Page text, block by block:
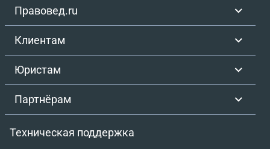
сво. Адвокат запрос не делает, где он. И говорит,
станут обвиняемыми, на основании показаний
ли это?
Правовед.ru
Клиентам
Юристам
Партнёрам
Техническая поддержка